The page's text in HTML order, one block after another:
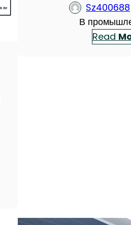
Sz400688
В
Read